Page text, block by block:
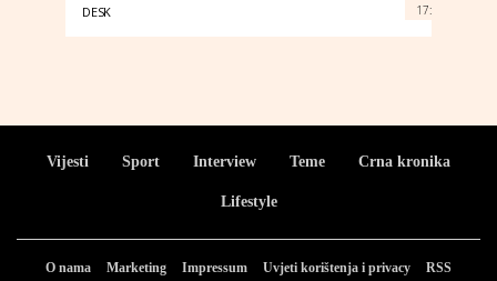
DESK 17:
Vijesti Sport Interview Teme Crna kronika
Lifestyle
O nama Marketing Impressum Uvjeti korištenja i privacy
RSS